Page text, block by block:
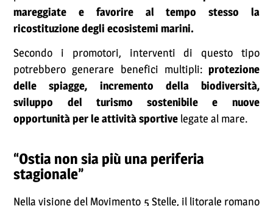
mareggiate e favorire al tempo stesso la
ricostituzione degli ecosistemi marini.
Secondo i promotori, interventi di questo tipo
potrebbero generare benefici multipli: protezione
delle spiagge, incremento della biodiversità,
sviluppo del turismo sostenibile e nuove
opportunità per le attività sportive legate al mare.
“Ostia non sia più una periferia
stagionale”
Nella visione del Movimento 5 Stelle, il litorale romano